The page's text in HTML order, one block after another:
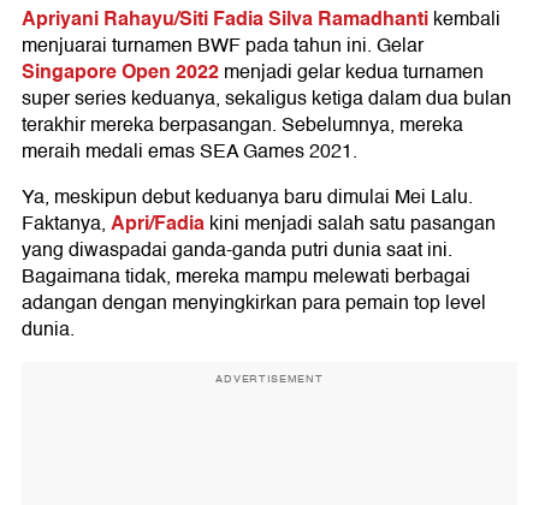
Apriyani Rahayu/Siti Fadia Silva Ramadhantikembali
menjuarai turnamen BWF pada tahun ini. Gelar
Singapore Open 2022menjadi gelar kedua turnamen
super series keduanya, sekaligus ketiga dalam dua bulan
terakhir mereka berpasangan. Sebelumnya, mereka
meraih medali emas SEA Games 2021.
Ya, meskipun debut keduanya baru dimulai Mei Lalu.
Faktanya,Apri/Fadiakini menjadi salah satu pasangan
yang diwaspadai ganda-ganda putri dunia saat ini.
Bagaimana tidak, mereka mampu melewati berbagai
adangan dengan menyingkirkan para pemain top level
dunia.
ADVERTISEMENT